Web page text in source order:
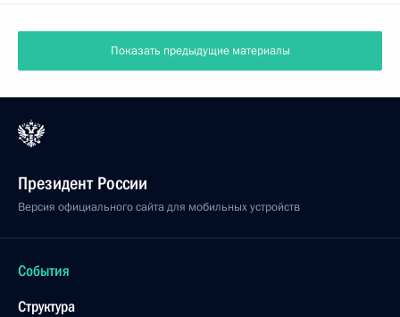
Показать предыдущие материалы
Президент России
Версия официального сайта для мобильных устройств
События
Структура